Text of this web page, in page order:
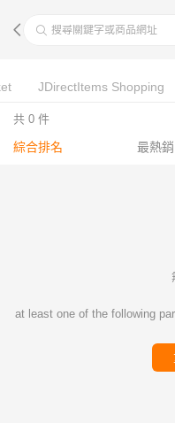
搜尋關鍵字或商品網址
JDirectItems Shopping
共 0 件
綜合排名 最熱銷
at least one of the following